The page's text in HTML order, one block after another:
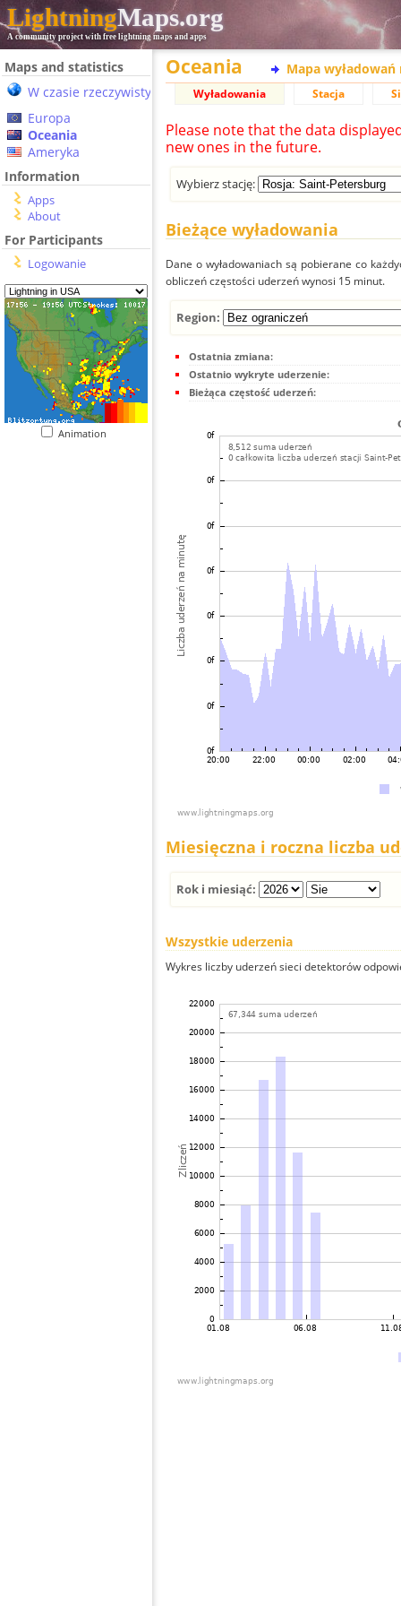
LightningMaps.org
A community project with free lightning maps and apps
Maps and statistics
W czasie rzeczywistym
Europa
Oceania
Ameryka
Information
Apps
About
For Participants
Logowanie
Animation
Oceania Mapa wyładowań
Wyładowania Stacja
Please note that the data
new ones in the future.
Wybierz stację:
Bieżące wyładowania
Dane o wyładowaniach są pobierane co
obliczeń częstości uderzeń wynosi 15 minut.
Region:
Ostatnia zmiana:
Ostatnio wykryte uderzenie:
Bieżąca częstość uderzeń:
Miesięczna i roczna liczba
Rok i miesiąć:
Wszystkie uderzenia
Wykres liczby uderzeń sieci detektorów